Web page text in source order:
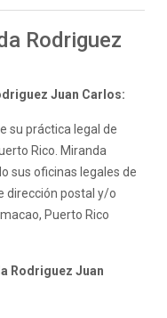
Rodriguez
Juan Carlos:
su práctica legal de
Rico. Miranda
sus oficinas legales de
dirección postal y/o
Puerto Rico
Rodriguez Juan